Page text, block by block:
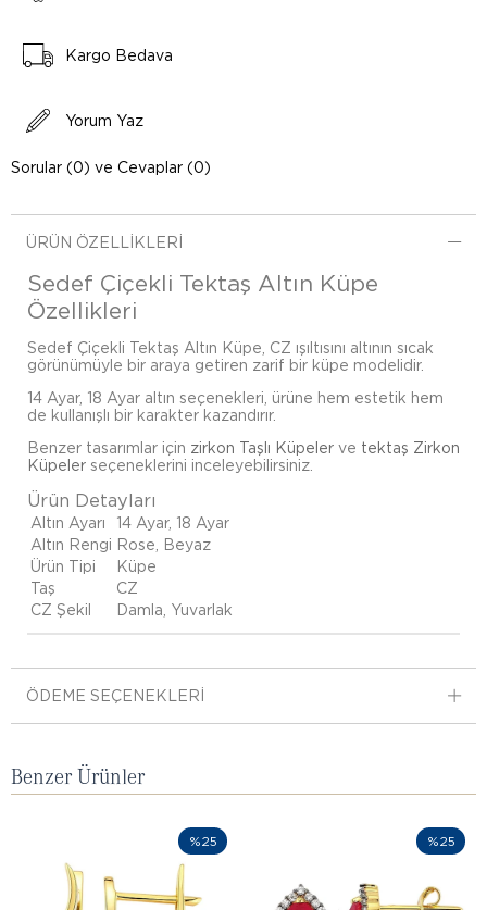
Kargo Bedava
Yorum Yaz
Sorular (0) ve Cevaplar (0)
ÜRÜN ÖZELLIKLERI
Sedef Çiçekli Tektaş Altın Küpe
Özellikleri
Sedef Çiçekli Tektaş Altın Küpe, CZ ışıltısını altının sıcak
görünümüyle bir araya getiren zarif bir küpe modelidir.
14 Ayar, 18 Ayar altın seçenekleri, ürüne hem estetik hem
de kullanışlı bir karakter kazandırır.
Benzer tasarımlar için zirkon Taşlı Küpeler ve tektaş Zirkon
Küpeler seçeneklerini inceleyebilirsiniz.
Ürün Detayları
Altın Ayarı
14 Ayar, 18 Ayar
Altın Rengi Rose, Beyaz
Ürün Tipi
Küpe
Taş
CZ
CZ Şekil
Damla, Yuvarlak
ÖDEME SEÇENEKLERI
Benzer Ürünler
%25 %25